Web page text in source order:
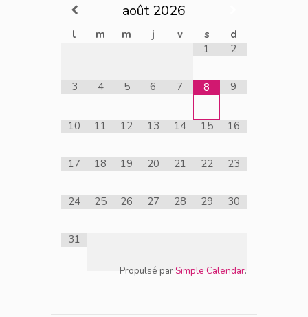
août 2026
l m m j v s
d
1
2
3 4 5 6 7 8 9
10 11 12 13 14 15 16
17 18 19 20 21 22 23
24 25 26 27 28 29 30
31
Propulsé par Simple Calendar.